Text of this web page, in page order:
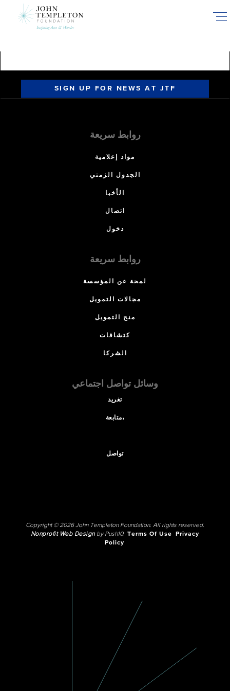
SIGN UP FOR NEWS AT JTF
روابط سريعة
مواد إعلامية
الجدول الزمني
الأخبا
اتصال
دخول
روابط سريعة
لمحة عن المؤسسة
مجالات التمويل
منح التمويل
كتشافات
الشركا
وسائل تواصل اجتماعي
تغريد
متابعة،
تواصل
Copyright © 2026 John Templeton Foundation. All rights reserved.
Nonprofit Web Designby Push10. Terms Of Use
Privacy
Policy